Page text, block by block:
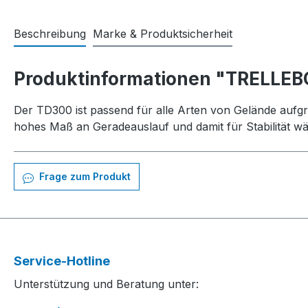
Beschreibung Marke & Produktsicherheit
Produktinformationen
Der TD300 ist passend für alle Arten von Gelände
hohes Maß an Geradeauslauf und damit für Stabilität
Frage zum Produkt
Service-Hotline
Unterstützung und Beratung unter: